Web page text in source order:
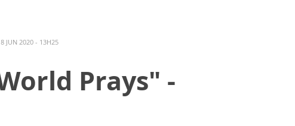
JUN 2020 - 13H25
Prays" -